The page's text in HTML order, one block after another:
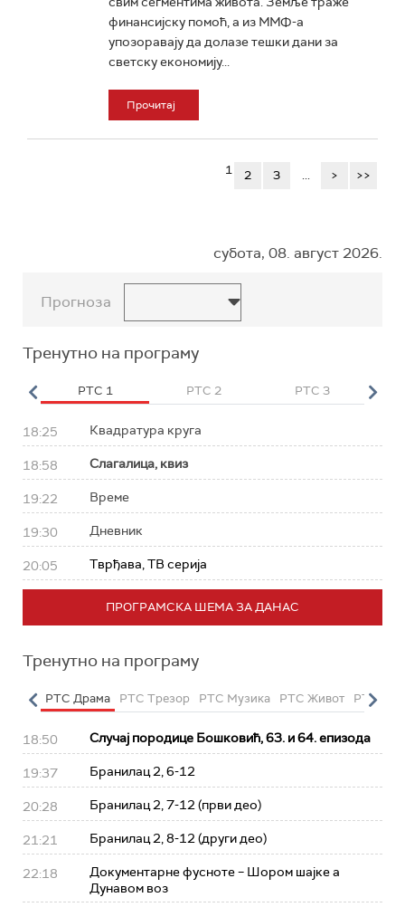
финансијску помоћ, а из ММФ-а
упозоравају да долазе тешки дани за
светску економију...
Прочитај
1 2 3 ... > >>
субота, 08. август 2026.
Прогноза
Тренутно на програму
РТС 1 РТС 2 РТС 3
18:25 Квадратура круга
18:58 Слагалица, квиз
19:22 Време
19:30 Дневник
20:05 Тврђава, ТВ серија
ПРОГРАМСКА ШЕМА ЗА ДАНАС
Тренутно на програму
РТС Драма РТС Трезор РТС Музика РТС Живот РТС
18:50 Случај породице Бошковић, 63. и 64. епизода
19:37 Бранилац 2, 6-12
20:28 Бранилац 2, 7-12 (први део)
21:21 Бранилац 2, 8-12 (други део)
22:18
Документарне фусноте – Шором шајке а
Дунавом воз